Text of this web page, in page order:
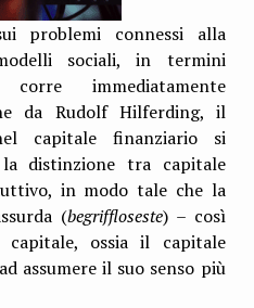
problemi connessi alla
sociali, in termini
immediatamente
da Rudolf Hilferding, il
capitale finanziario si
distinzione tra capitale
in modo tale che la
(begriffloseste) – così
ossia il capitale
assumere il suo senso più